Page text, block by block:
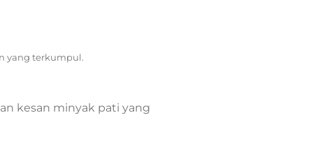
yang terkumpul.
kesan minyak pati yang